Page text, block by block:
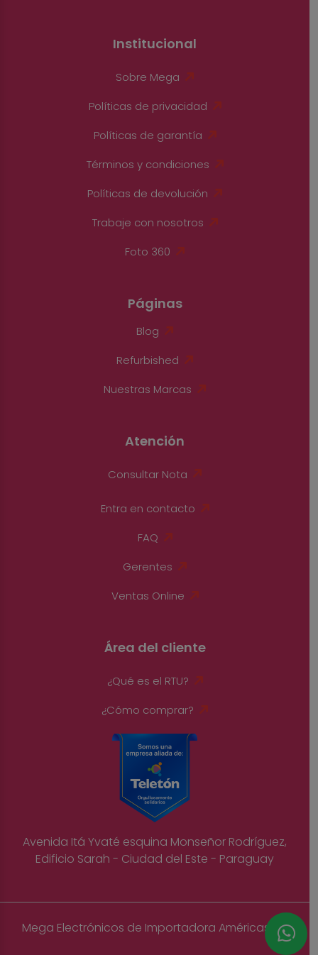
Institucional
Sobre Mega
Políticas de privacidad
Políticas de garantía
Términos y condiciones
Políticas de devolución
Trabaje con nosotros
Foto 360
Páginas
Blog
Refurbished
Nuestras Marcas
Atención
Consultar Nota
Entra en contacto
FAQ
Gerentes
Ventas Online
Área del cliente
¿Qué es el RTU?
¿Cómo comprar?
Avenida Itá Yvaté esquina Monseñor Rodríguez,
Edificio Sarah - Ciudad del Este - Paraguay
Mega Electrónicos de Importadora Américas S.A